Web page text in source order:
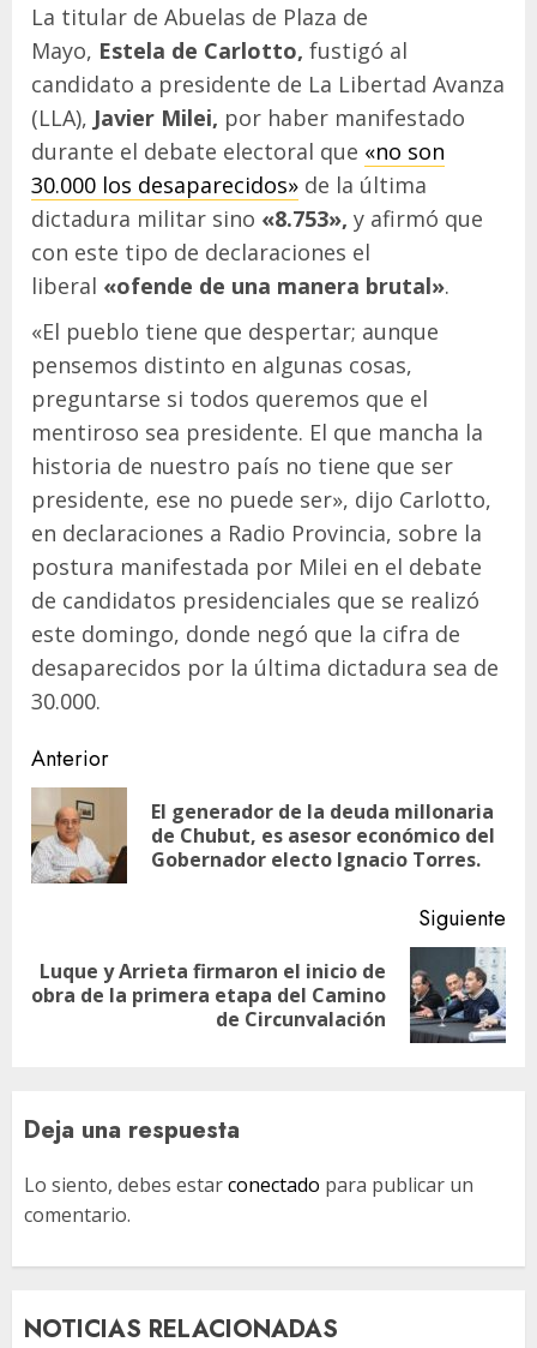
La titular de Abuelas de Plaza de
Mayo, Estela de Carlotto, fustigó al
candidato a presidente de La Libertad Avanza
(LLA), Javier Milei, por haber manifestado
durante el debate electoral que «no son
30.000 los desaparecidos» de la última
dictadura militar sino «8.753», y afirmó que
con este tipo de declaraciones el
liberal «ofende de una manera brutal».
«El pueblo tiene que despertar; aunque
pensemos distinto en algunas cosas,
preguntarse si todos queremos que el
mentiroso sea presidente. El que mancha la
historia de nuestro país no tiene que ser
presidente, ese no puede ser», dijo Carlotto,
en declaraciones a Radio Provincia, sobre la
postura manifestada por Milei en el debate
de candidatos presidenciales que se realizó
este domingo, donde negó que la cifra de
desaparecidos por la última dictadura sea de
30.000.
Navegación
de
entradas
Anterior
El generador de la deuda millonaria
de Chubut, es asesor económico del
Gobernador electo Ignacio Torres.
Siguiente
Siguiente
Luque y Arrieta firmaron el inicio de
obra de la primera etapa del Camino
de Circunvalación
Deja una respuesta
Lo siento, debes estarconectado para publicar un
comentario.
NOTICIAS RELACIONADAS